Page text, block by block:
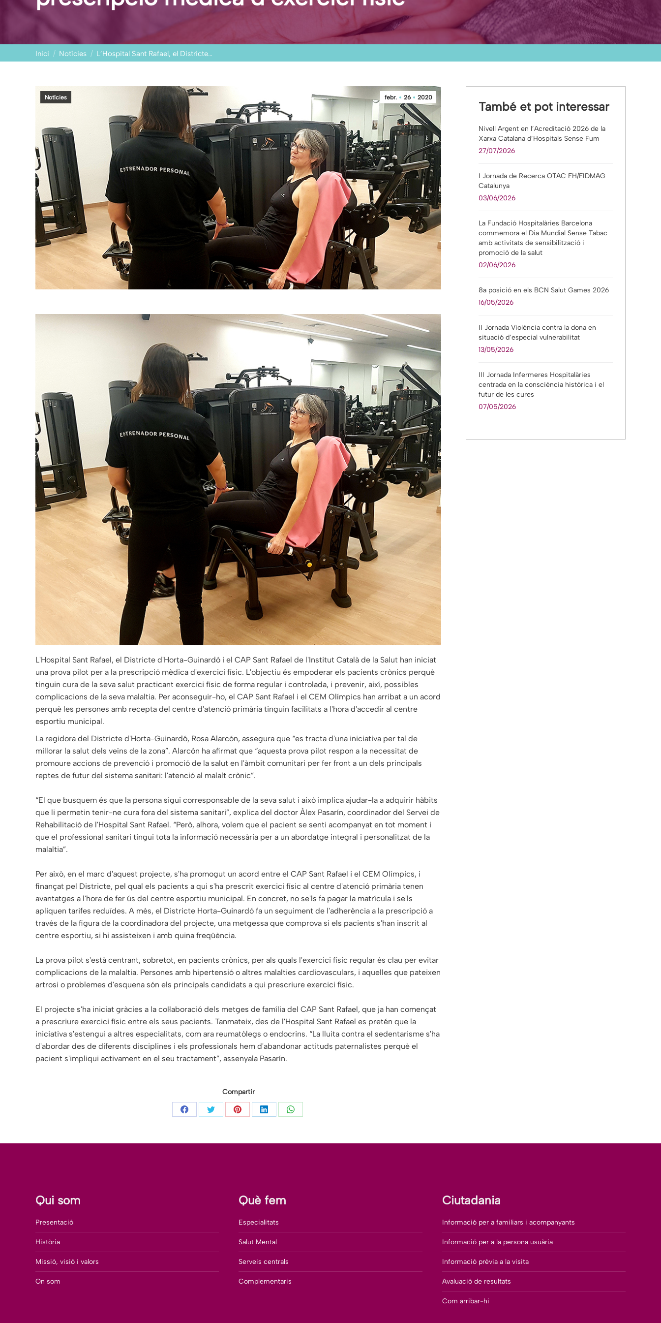
You are here:
Inici Notícies L’Hospital Sant Rafael, el Districte…
febr. 26 2020
Notícies
L'Hospital Sant Rafael, el Districte d'Horta-Guinardó i el CAP Sant Rafael de l'Institut Català de la Salut han iniciat
una prova pilot per a la prescripció mèdica d'exercici físic. L'objectiu és empoderar els pacients crònics perquè
tinguin cura de la seva salut practicant exercici físic de forma regular i controlada, i prevenir, així, possibles
complicacions de la seva malaltia. Per aconseguir-ho, el CAP Sant Rafael i el CEM Olímpics han arribat a un acord
perquè les persones amb recepta del centre d'atenció primària tinguin facilitats a l'hora d'accedir al centre
esportiu municipal.
La regidora del Districte d'Horta-Guinardó, Rosa Alarcón, assegura que “es tracta d'una iniciativa per tal de
millorar la salut dels veïns de la zona”. Alarcón ha afirmat que “aquesta prova pilot respon a la necessitat de
promoure accions de prevenció i promoció de la salut en l'àmbit comunitari per fer front a un dels principals
reptes de futur del sistema sanitari: l'atenció al malalt crònic”.
“El que busquem és que la persona sigui corresponsable de la seva salut i això implica ajudar-la a adquirir hàbits
que li permetin tenir-ne cura fora del sistema sanitari”, explica del doctor Àlex Pasarín, coordinador del Servei de
Rehabilitació de l'Hospital Sant Rafael. “Però, alhora, volem que el pacient se senti acompanyat en tot moment i
que el professional sanitari tingui tota la informació necessària per a un abordatge integral i personalitzat de la
malaltia”.
Per això, en el marc d'aquest projecte, s'ha promogut un acord entre el CAP Sant Rafael i el CEM Olímpics, i
finançat pel Districte, pel qual els pacients a qui s'ha prescrit exercici físic al centre d'atenció primària tenen
avantatges a l'hora de fer ús del centre esportiu municipal. En concret, no se'ls fa pagar la matrícula i se'ls
apliquen tarifes reduïdes. A més, el Districte Horta-Guinardó fa un seguiment de l'adherència a la prescripció a
través de la figura de la coordinadora del projecte, una metgessa que comprova si els pacients s'han inscrit al
centre esportiu, si hi assisteixen i amb quina freqüència.
La prova pilot s'està centrant, sobretot, en pacients crònics, per als quals l'exercici físic regular és clau per evitar
complicacions de la malaltia. Persones amb hipertensió o altres malalties cardiovasculars, i aquelles que pateixen
artrosi o problemes d'esquena són els principals candidats a qui prescriure exercici físic.
El projecte s'ha iniciat gràcies a la col·laboració dels metges de família del CAP Sant Rafael, que ja han començat
a prescriure exercici físic entre els seus pacients. Tanmateix, des de l'Hospital Sant Rafael es pretén que la
iniciativa s'estengui a altres especialitats, com ara reumatòlegs o endocrins. “La lluita contra el sedentarisme s'ha
d'abordar des de diferents disciplines i els professionals hem d'abandonar actituds paternalistes perquè el
pacient s'impliqui activament en el seu tractament”, assenyala Pasarín.
Compartir
Share
Facebook
Share
Twitter
Share
Pinterest
Share
LinkedIn
Share
WhatsApp
També et pot interessar
Nivell Argent en l’Acreditació 2026 de la
Xarxa Catalana d’Hospitals Sense Fum
27/07/2026
I Jornada de Recerca OTAC FH/FIDMAG
Catalunya
03/06/2026
La Fundació Hospitalàries Barcelona
commemora el Dia Mundial Sense Tabac
amb activitats de sensibilització i
promoció de la salut
02/06/2026
8a posició en els BCN Salut Games 2026
16/05/2026
II Jornada Violència contra la dona en
situació d’especial vulnerabilitat
13/05/2026
III Jornada Infermeres Hospitalàries
centrada en la consciència històrica i el
futur de les cures
07/05/2026
Qui som
Presentació
Història
Missió, visió i valors
On som
Què fem
Especialitats
Salut Mental
Serveis centrals
Complementaris
Ciutadania
Informació per a familiars i acompanyants
Informació per a la persona usuària
Informació prèvia a la visita
Avaluació de resultats
Com arribar-hi